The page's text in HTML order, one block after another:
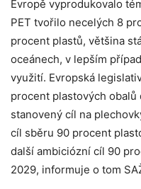
Evropě vyprodukovalo
PET tvořilo necelých 8
procent plastů, většina
oceánech, v lepším
využití. Evropská
procent plastových obalů
stanovený cíl na
cíl sběru 90 procent
další ambiciózní cíl 90
2029, informuje o tom